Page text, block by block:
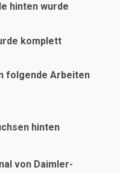
hinten wurde
komplett
folgende Arbeiten
hinten
von Daimler-